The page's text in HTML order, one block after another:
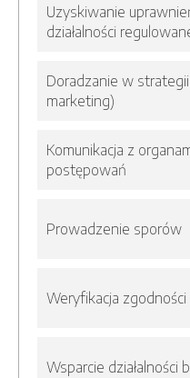
Uzyskiwanie
działalności
Doradzanie w
marketing)
Komunikacja z
postępowań
Prowadzenie sporów
Weryfikacja zgodności
Wsparcie